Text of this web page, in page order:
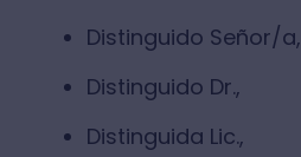
Distinguido Señor/a,
Distinguido Dr.,
Distinguida Lic.,